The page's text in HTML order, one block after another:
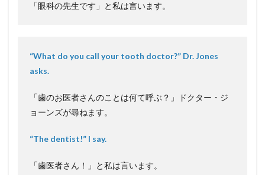
「眼科の先生です」と私は言います。
“What do you call your tooth doctor?” Dr. Jones
asks.
「歯のお医者さんのことは何て呼ぶ？」ドクター・ジ
ョーンズが尋ねます。
“The dentist!” I say.
「歯医者さん！」と私は言います。